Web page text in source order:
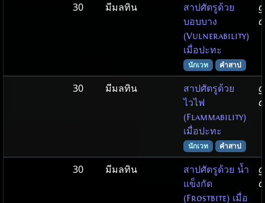
30 มีมลทิน
สาปศัตรูด้วย
บอบบาง
(Vulnerability)
เมื่อปะทะ
นักเวท คำสาป
30 มีมลทิน
สาปศัตรูด้วย
ไวไฟ
(Flammability)
เมื่อปะทะ
นักเวท คำสาป
30 มีมลทิน
สาปศัตรูด้วย น้ำ
แข็งกัด
(Frostbite) เมื่อ